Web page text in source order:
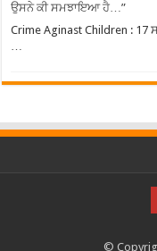
ਉਸਨੇ ਕੀ ਸਮਝਾਇਆ ਹੈ…”
Crime Aginast Children : 17
©